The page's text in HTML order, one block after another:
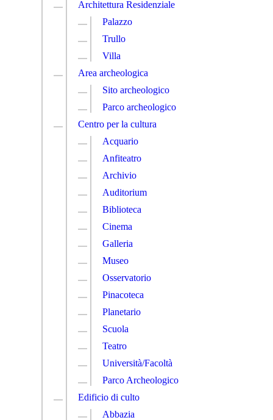
Architettura Residenziale
Palazzo
Trullo
Villa
Area archeologica
Sito archeologico
Parco archeologico
Centro per la cultura
Acquario
Anfiteatro
Archivio
Auditorium
Biblioteca
Cinema
Galleria
Museo
Osservatorio
Pinacoteca
Planetario
Scuola
Teatro
Università/Facoltà
Parco Archeologico
Edificio di culto
Abbazia